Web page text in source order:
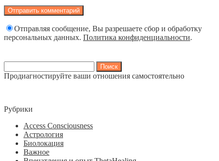
Отправляя сообщение, Вы разрешаете сбор и обработку
персональных данных. Политика конфиденциальности.
Продиагностируйте ваши отношения самостоятельно
Рубрики
Access Consciousness
Астрология
Биолокация
Важное